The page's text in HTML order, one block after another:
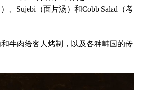
、Sujebi（面片汤）和Cobb Salad（考
牛肉给客人烤制，以及各种韩国的传